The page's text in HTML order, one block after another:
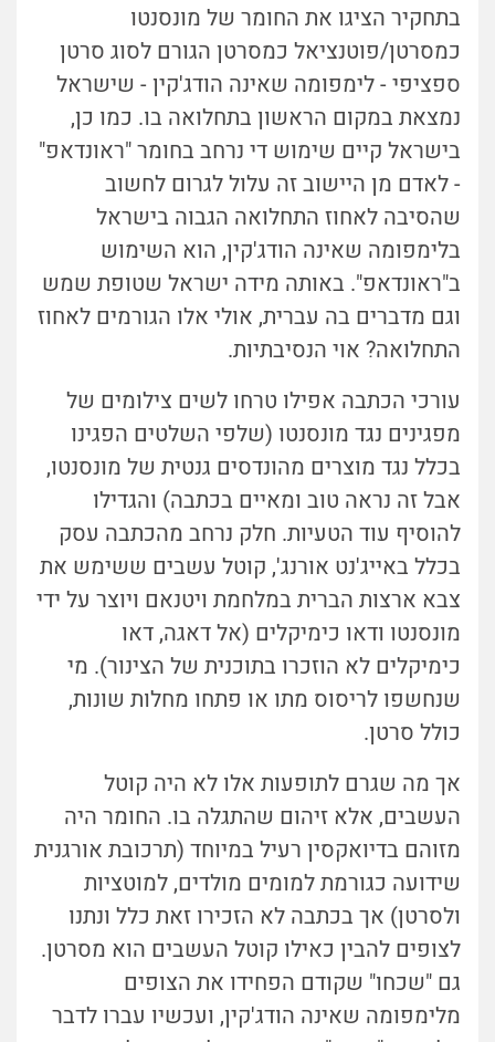
בתחקיר הציגו את החומר של מונסנטו
כמסרטן/פוטנציאל כמסרטן הגורם לסוג סרטן
ספציפי - לימפומה שאינה הודג'קין - שישראל
נמצאת במקום הראשון בתחלואה בו. כמו כן,
בישראל קיים שימוש די נרחב בחומר "ראונדאפ"
- לאדם מן היישוב זה עלול לגרום לחשוב
שהסיבה לאחוז התחלואה הגבוה בישראל
בלימפומה שאינה הודג'קין, הוא השימוש
ב"ראונדאפ". באותה מידה ישראל שטופת שמש
וגם מדברים בה עברית, אולי אלו הגורמים לאחוז
התחלואה? אוי הנסיבתיות.
עורכי הכתבה אפילו טרחו לשים צילומים של
מפגינים נגד מונסנטו (שלפי השלטים הפגינו
בכלל נגד מוצרים מהונדסים גנטית של מונסנטו,
אבל זה נראה טוב ומאיים בכתבה) והגדילו
להוסיף עוד הטעיות. חלק נרחב מהכתבה עסק
בכלל באייג'נט אורנג', קוטל עשבים ששימש את
צבא ארצות הברית במלחמת ויטנאם ויוצר על ידי
מונסנטו ודאו כימיקלים (אל דאגה, דאו
כימיקלים לא הוזכרו בתוכנית של הצינור). מי
שנחשפו לריסוס מתו או פתחו מחלות שונות,
כולל סרטן.
אך מה שגרם לתופעות אלו לא היה קוטל
העשבים, אלא זיהום שהתגלה בו. החומר היה
מזוהם בדיואקסין רעיל במיוחד (תרכובת אורגנית
שידועה כגורמת למומים מולדים, למוטציות
ולסרטן) אך בכתבה לא הזכירו זאת כלל ונתנו
לצופים להבין כאילו קוטל העשבים הוא מסרטן.
גם "שכחו" שקודם הפחידו את הצופים
מלימפומה שאינה הודג'קין, ועכשיו עברו לדבר